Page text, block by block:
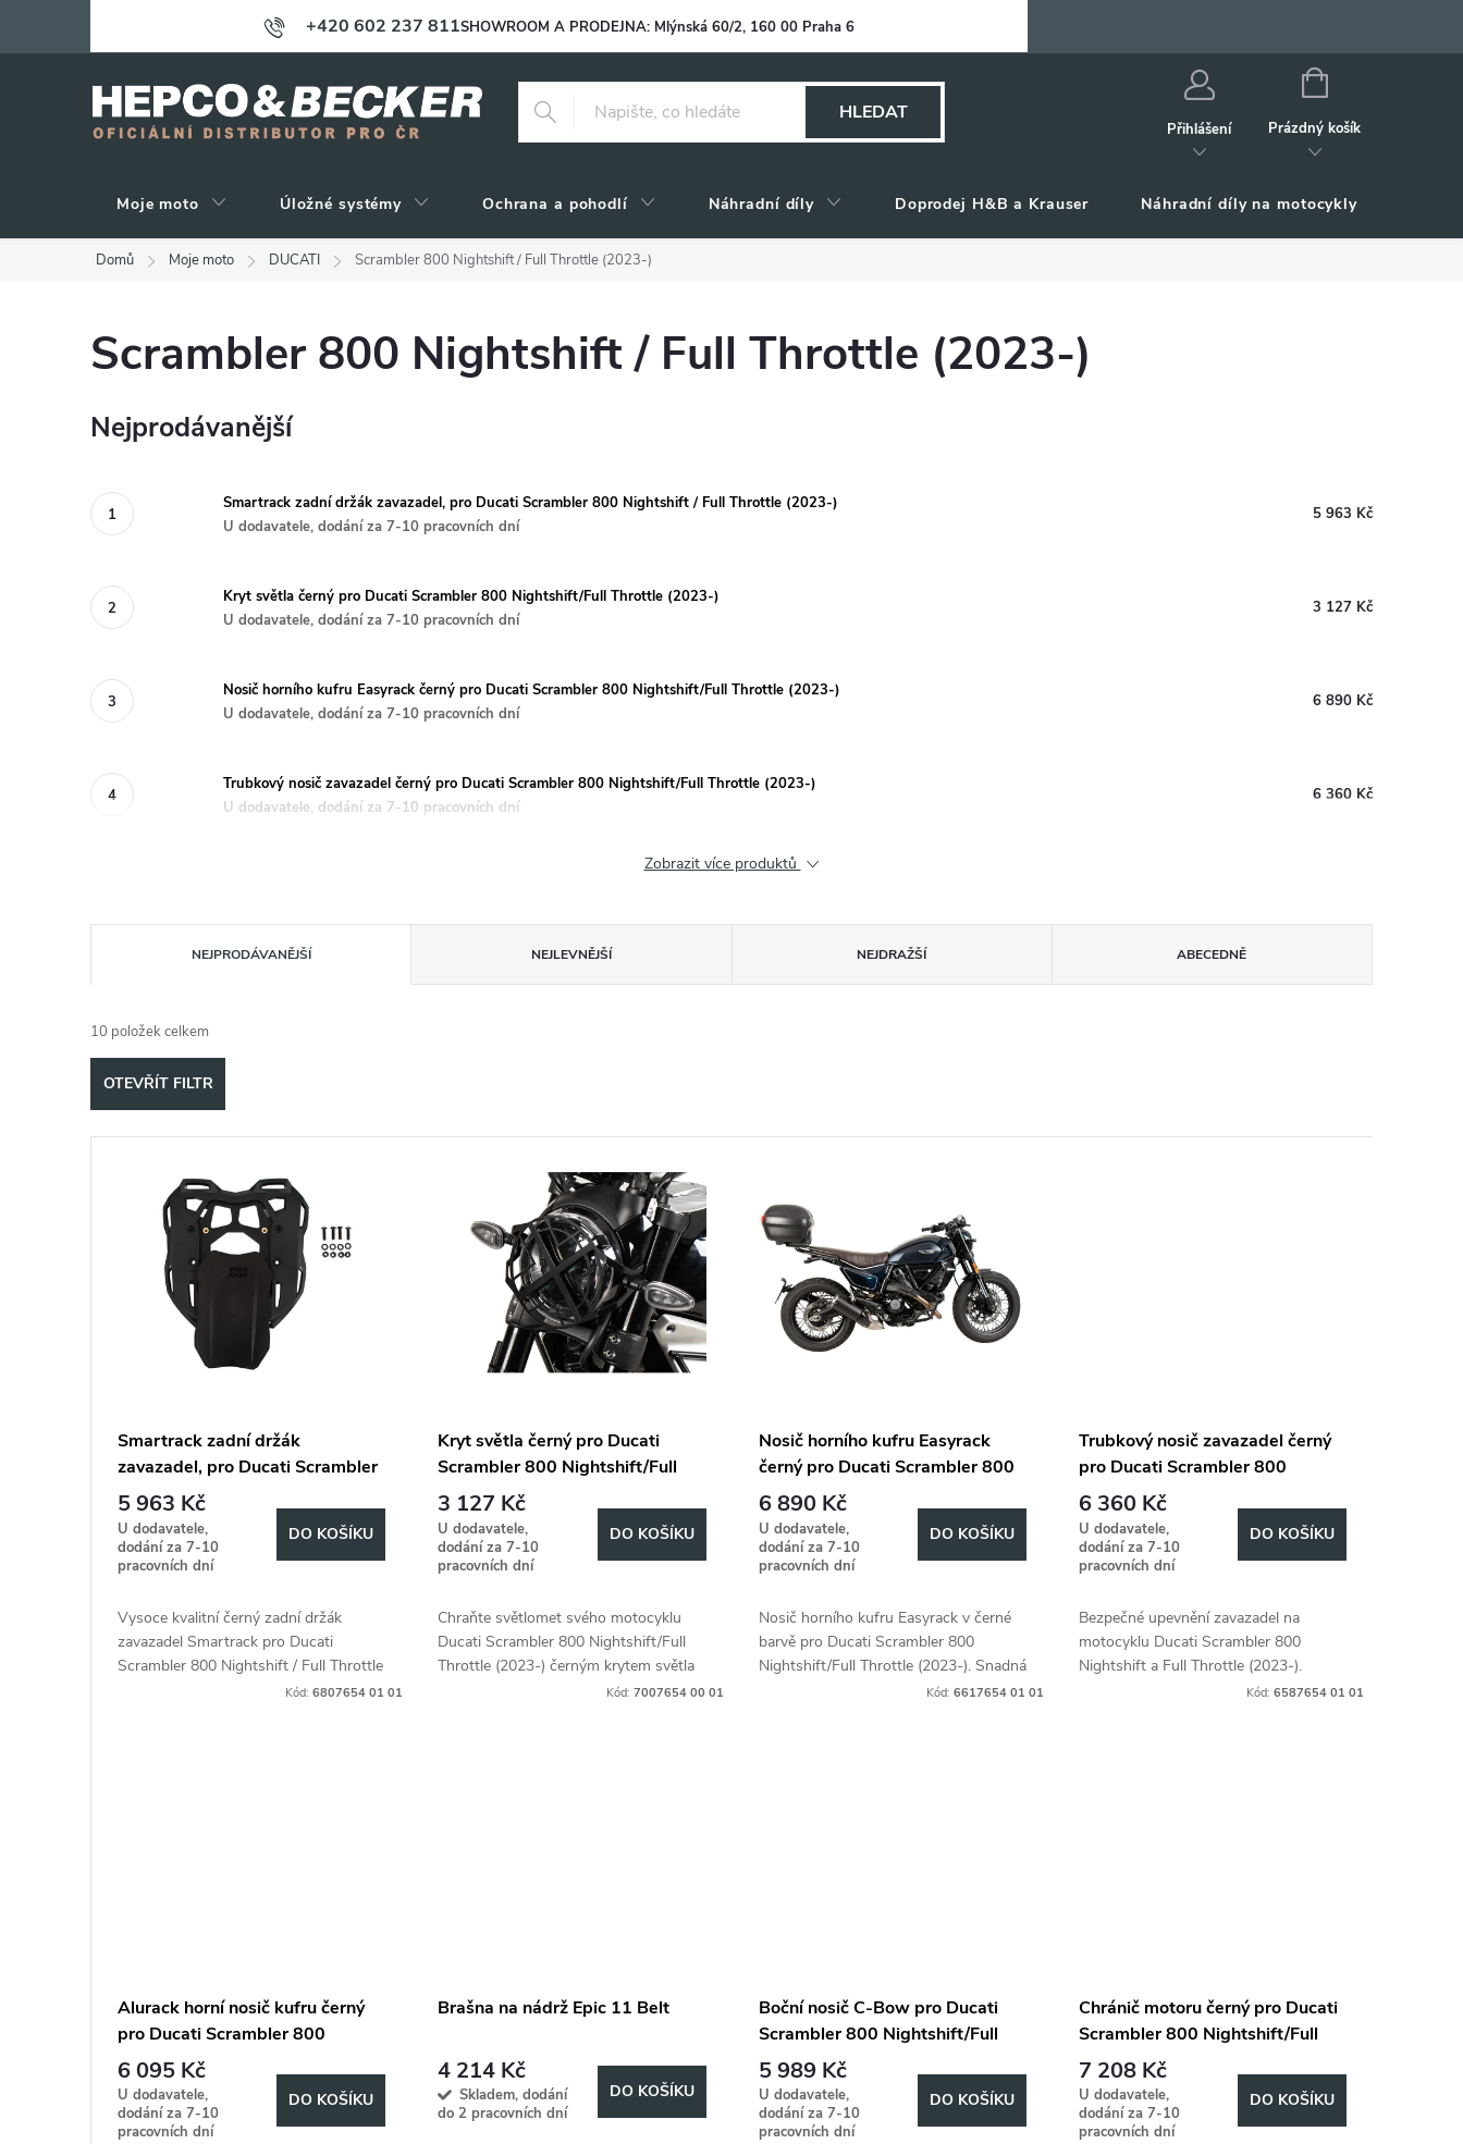
+420 602 237 811SHOWROOM A PRODEJNA: Mlýnská 60/2, 160 00 Praha 6
HLEDAT
Přihlášení
NÁKUPNÍ
Prázdný košík
Moje moto Úložné systémy Ochrana a pohodlí Náhradní díly Doprodej H&B a Krauser Náhradní díly na motocykly
Domů Moje moto DUCATI Scrambler 800 Nightshift / Full Throttle (2023-)
Scrambler 800 Nightshift / Full Throttle (2023-)
Nejprodávanější
Smartrack zadní držák zavazadel, pro Ducati Scrambler 800 Nightshift / Full Throttle (2023-)
U dodavatele, dodání za 7-10 pracovních dní
5 963 Kč
Kryt světla černý pro Ducati Scrambler 800 Nightshift/Full Throttle (2023-)
U dodavatele, dodání za 7-10 pracovních dní
3 127 Kč
Nosič horního kufru Easyrack černý pro Ducati Scrambler 800 Nightshift/Full Throttle (2023-)
U dodavatele, dodání za 7-10 pracovních dní
6 890 Kč
Trubkový nosič zavazadel černý pro Ducati Scrambler 800 Nightshift/Full Throttle (2023-)
U dodavatele, dodání za 7-10 pracovních dní
6 360 Kč
Zobrazit více produktů
a
z
e
NEJPRODÁVANĚJŠÍ NEJLEVNĚJŠÍ NEJDRAŽŠÍ ABECEDNĚ
10 položek celkem
OTEVŘÍT FILTR
Smartrack zadní držák
zavazadel, pro Ducati Scrambler
800 Nightshift / Full Throttle
(2023-)
5 963 Kč
U dodavatele,
dodání za 7-10
pracovních dní
DO KOŠÍKU
Vysoce kvalitní černý zadní držák
zavazadel Smartrack pro Ducati
Scrambler 800 Nightshift / Full Throttle
(2023-). Idealní řešení pro přivázání
Kód:6807654 01 01
Kryt světla černý pro Ducati
Scrambler 800 Nightshift/Full
Throttle (2023-)
3 127 Kč
U dodavatele,
dodání za 7-10
pracovních dní
DO KOŠÍKU
Chraňte světlomet svého motocyklu
Ducati Scrambler 800 Nightshift/Full
Throttle (2023-) černým krytem světla
od společnosti Hepco&Becker.
Kód: 7007654 00 01
Nosič horního kufru Easyrack
černý pro Ducati Scrambler 800
Nightshift/Full Throttle (2023-)
6 890 Kč
U dodavatele,
dodání za 7-10
pracovních dní
DO KOŠÍKU
Nosič horního kufru Easyrack v černé
barvě pro Ducati Scrambler 800
Nightshift/Full Throttle (2023-). Snadná
montáž, ideální pro přepravu zavazadel.
Kód: 6617654 01 01
Trubkový nosič zavazadel černý
pro Ducati Scrambler 800
Nightshift/Full Throttle (2023-)
6 360 Kč
U dodavatele,
dodání za 7-10
pracovních dní
DO KOŠÍKU
Bezpečné upevnění zavazadel na
motocyklu Ducati Scrambler 800
Nightshift a Full Throttle (2023-).
Kód: 6587654 01 01
Alurack horní nosič kufru černý
pro Ducati Scrambler 800
Nightshift/Full Throttle (2023-)
6 095 Kč
U dodavatele,
dodání za 7-10
pracovních dní
DO KOŠÍKU
Brašna na nádrž Epic 11 Belt
4 214 Kč
Skladem, dodání
do 2 pracovních dní
DO KOŠÍKU
Boční nosič C-Bow pro Ducati
Scrambler 800 Nightshift/Full
Throttle (2023-)
5 989 Kč
U dodavatele,
dodání za 7-10
pracovních dní
DO KOŠÍKU
Chránič motoru černý pro Ducati
Scrambler 800 Nightshift/Full
Throttle (2023-)
7 208 Kč
U dodavatele,
dodání za 7-10
pracovních dní
DO KOŠÍKU